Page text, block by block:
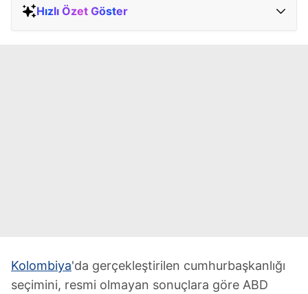
Hızlı Özet Göster
Kolombiya'da gerçekleştirilen cumhurbaşkanlığı
seçimini, resmi olmayan sonuçlara göre ABD